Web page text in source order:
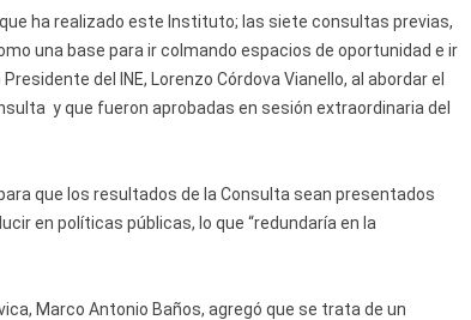
ha realizado este Instituto; las siete consultas previas,
una base para ir colmando espacios de oportunidad e ir
del INE, Lorenzo Córdova Vianello, al abordar el
y que fueron aprobadas en sesión extraordinaria del
que los resultados de la Consulta sean presentados
en políticas públicas, lo que “redundaría en la
Marco Antonio Baños, agregó que se trata de un